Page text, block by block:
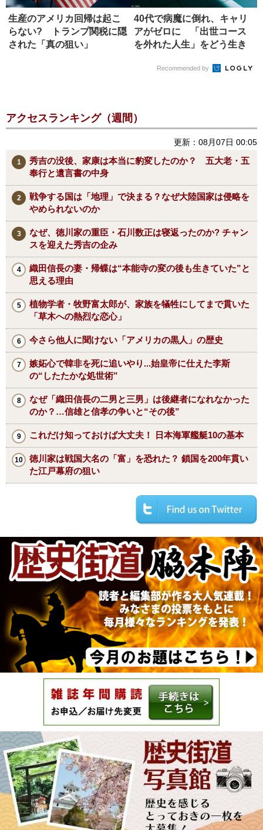
生産のアメリカ回帰は起こ
らない? トランプ関税に隠
された「真の狙い」
40代で病魔に倒れ、キャリ
アがゼロに 「出世コース
を外れた人生」をどう生き
Recommended by
アクセスランキング（週間）
更新：08月07日 00:05
秀吉の没後、家康は本当に豹変したのか？ 五大老・五
奉行と遺言書の中身
戦争する国は「地理」で決まる？なぜ大陸国家は侵略を
やめられないのか
なぜ、徳川家の重臣・石川数正は寝返ったのか? チャン
スを迎えた秀吉の企み
織田信長の妻・帰蝶は“本能寺の変の後も生きていた”と
思える理由
植物学者・牧野富太郎が、家族を犠牲にしてまで貫いた
「草木への熱烈な恋心」
今さら他人に聞けない「アメリカの黒人」の歴史
嫉妬心で韓非を死に追いやり...始皇帝に仕えた李斯
の“したたかな処世術”
なぜ「織田信長の二男と三男」は後継者になれなかった
のか？…信雄と信孝の争いと“その後”
これだけ知っておけば大丈夫！ 日本海軍艦艇10の基本
徳川家は戦国大名の「富」を恐れた？ 鎖国を200年貫い
た江戸幕府の狙い